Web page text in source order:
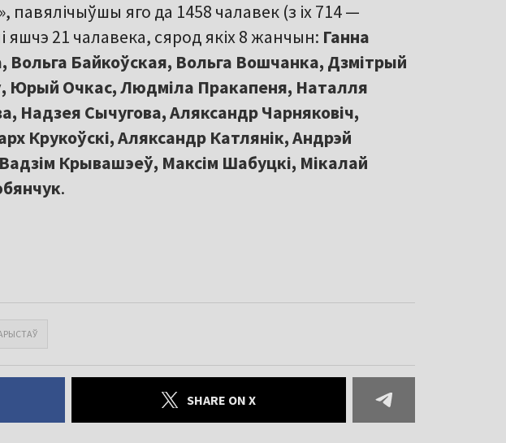
павялічыўшы яго да 1458 чалавек (з іх 714 —
яшчэ 21 чалавека, сярод якіх 8 жанчын: Ганна
Вольга Байкоўская, Вольга Вошчанка, Дзмітрый
Юрый Очкас, Людміла Пракапеня, Наталля
Надзея Сычугова, Аляксандр Чарняковіч,
Крукоўскі, Аляксандр Катлянік, Андрэй
Крывашэеў, Максім Шабуцкі, Мікалай
.
SHARE ON X